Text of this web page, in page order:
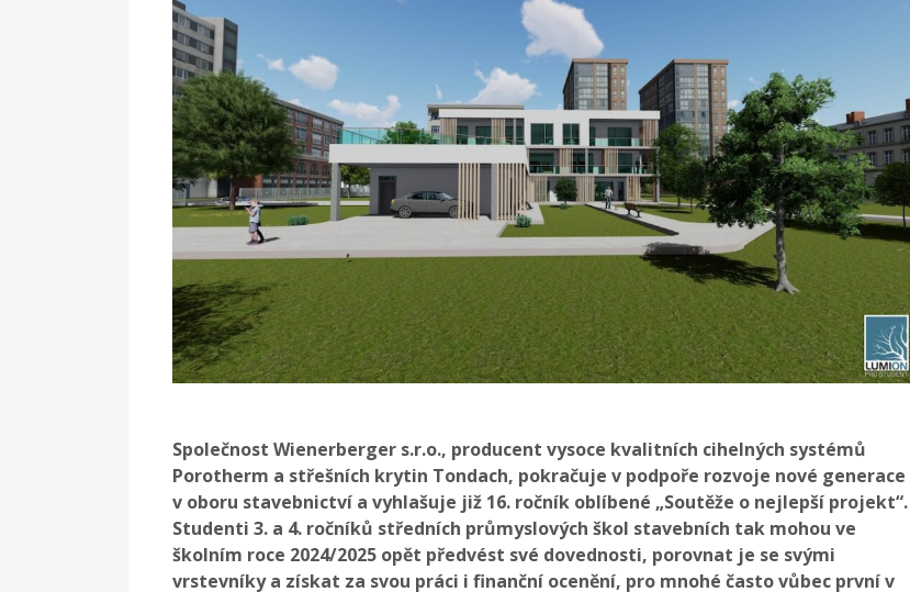
Společnost Wienerberger s.r.o., producent vysoce kvalitních cihelných systémů
Porotherm a střešních krytin Tondach, pokračuje v podpoře rozvoje nové generace
v oboru stavebnictví a vyhlašuje již 16. ročník oblíbené „Soutěže o nejlepší projekt“.
Studenti 3. a 4. ročníků středních průmyslových škol stavebních tak mohou ve
školním roce 2024/2025 opět předvést své dovednosti, porovnat je se svými
vrstevníky a získat za svou práci i finanční ocenění, pro mnohé často vůbec první v